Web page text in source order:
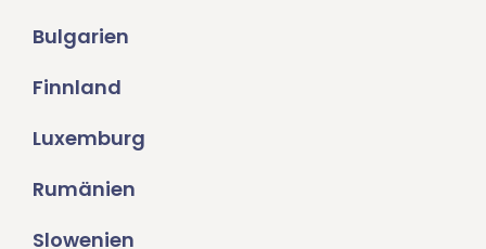
Bulgarien
Finnland
Luxemburg
Rumänien
Slowenien